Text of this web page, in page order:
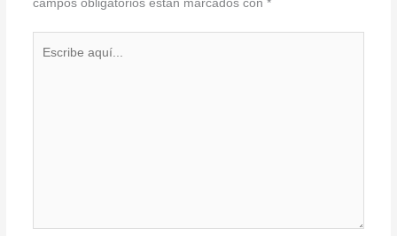
campos obligatorios están marcados con *